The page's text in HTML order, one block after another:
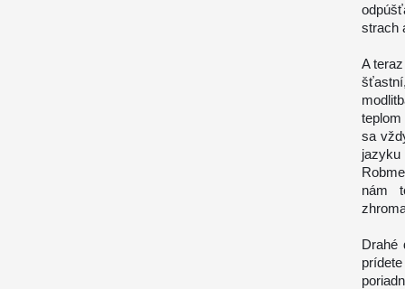
strach
A
sa
jazyku
nám
Drahé